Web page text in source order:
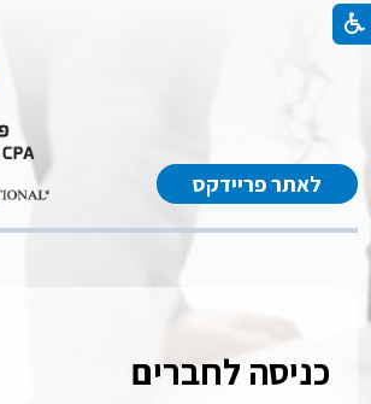
לאתר פריידקס
כניסה לחברים